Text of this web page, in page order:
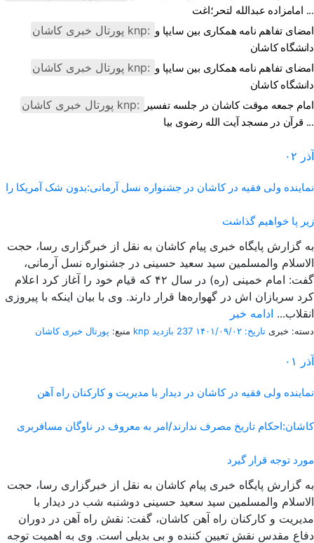
امامزاده عبدالله لتحر؛اغت ...
پورتال خبری كاشان knp: امضای تفاهم نامه همکاری بین سایپا و
دانشگاه کاشان
پورتال خبری كاشان knp: امضای تفاهم نامه همکاری بین سایپا و
دانشگاه کاشان
پورتال خبری كاشان knp:
امام جمعه موقت کاشان در جلسه تفسیر
قرآن در مسجد آیت الله رضوی بیا ...
۰۲ آذر
نماینده ولی فقیه در کاشان در جشنواره نسل آرمانی:بدون شک آمریکا را
زیر پا خواهیم گذاشت
به گزارش پایگاه خبری پیام کاشان به نقل از خبرگزاری رسا، حجت
الاسلام والمسلمین سید سعید حسینی در جشنواره نسل آرمانی،
گفت: امام خمینی (ره) در سال ۴۲ که قیام خود را آغاز کرد اعلام
کرد سربازان اش در گهواره‌ها قرار دارند. وی با بیان اینکه با پیروزی
انقلاب... ادامه خبر
منبع: پورتال خبری كاشان knp دسته: خبری تاریخ: ۱۴۰۱/۰۹/۰۲ 237 بازدید
۰۱ آذر
نماینده ولی فقیه در کاشان در دیدار با مدیریت و کارکنان راه آهن
کاشان:احکام تاریخ مصرف ندارند/امر به معروف در ناوگان مسافربری
مورد توجه قرار گیرد
به گزارش پایگاه خبری پیام کاشان به نقل از خبرگزاری رسا، حجت
الاسلام والمسلمین سید سعید حسینی دوشنبه شب در دیدار با
مدیریت و کارکنان راه آهن کاشان، گفت: نقش راه آهن در دوران
دفاع مقدس نقش تعیین کننده و بی بدیلی است. وی به اهمیت توجه